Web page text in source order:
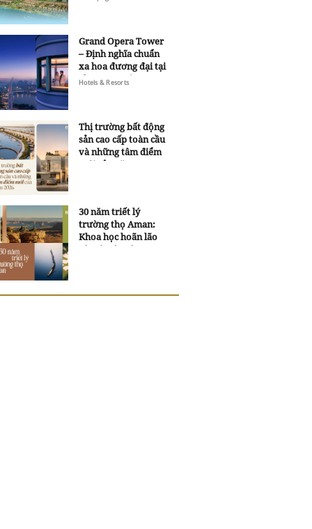
Grand Opera Tower
– Định nghĩa chuẩn
xa hoa đương đại tại
Sheraton Saigon
Hotels & Resorts
Thị trường bất động
sản cao cấp toàn cầu
và những tâm điểm
mới của năm 2026
30 năm triết lý
trường thọ Aman:
Khoa học hoãn lão
và trí tuệ ngàn xưa